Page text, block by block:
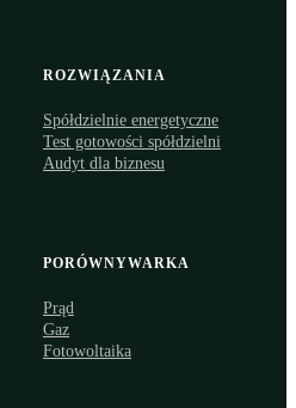
ROZWIĄZANIA
Spółdzielnie energetyczne
Test gotowości spółdzielni
Audyt dla biznesu
PORÓWNYWARKA
Prąd
Gaz
Fotowoltaika